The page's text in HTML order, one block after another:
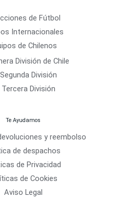
de Fútbol
Internacionales
de Chilenos
División de Chile
Segunda División
Tercera División
Te Ayudamos
y reembolso
de despachos
de Privacidad
de Cookies
Aviso Legal